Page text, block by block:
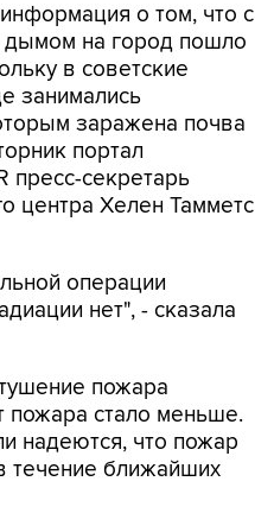
о том, что с
дымом на город пошло
в советские
занимались
заражена почва
портал
пресс-секретарь
центра Хелен Тамметс
операции
нет", - сказала
пожара
пожара стало меньше.
надеются, что пожар
течение ближайших